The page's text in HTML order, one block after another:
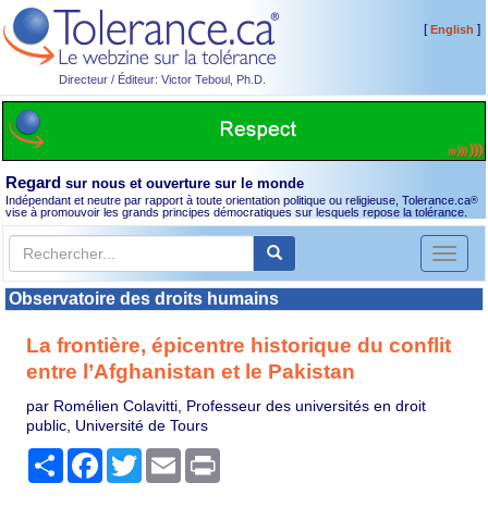
Directeur / Éditeur: Victor Teboul, Ph.D.
[English ]
Regard sur nous et ouverture sur le monde
Indépendant et neutre par rapport à toute orientation politique ou religieuse, Tolerance.ca®
vise à promouvoir les grands principes démocratiques sur lesquels repose la tolérance.
Toggle
Observatoire des droits humains
La frontière, épicentre historique du conflit
entre l’Afghanistan et le Pakistan
par Romélien Colavitti, Professeur des universités en droit
public, Université de Tours
PartagerFacebook
TwitterEmail